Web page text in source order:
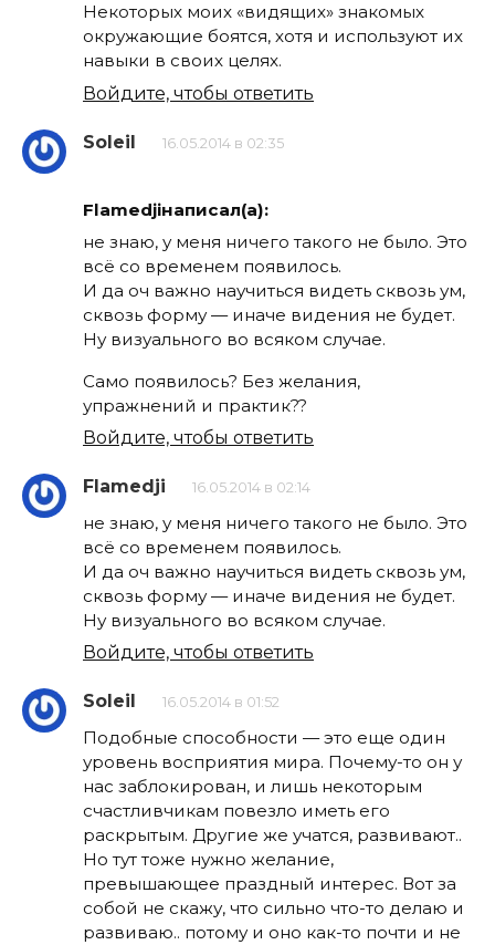
Некоторых моих «видящих» знакомых
окружающие боятся, хотя и используют их
навыки в своих целях.
Войдите, чтобы ответить
Soleil 16.05.2014 в 02:35
Flamedjiнаписал(а):
не знаю, у меня ничего такого не было. Это
всё со временем появилось.
И да оч важно научиться видеть сквозь ум,
сквозь форму — иначе видения не будет.
Ну визуального во всяком случае.
Само появилось? Без желания,
упражнений и практик??
Войдите, чтобы ответить
Flamedji 16.05.2014 в 02:14
не знаю, у меня ничего такого не было. Это
всё со временем появилось.
И да оч важно научиться видеть сквозь ум,
сквозь форму — иначе видения не будет.
Ну визуального во всяком случае.
Войдите, чтобы ответить
Soleil 16.05.2014 в 01:52
Подобные способности — это еще один
уровень восприятия мира. Почему-то он у
нас заблокирован, и лишь некоторым
счастливчикам повезло иметь его
раскрытым. Другие же учатся, развивают..
Но тут тоже нужно желание,
превышающее праздный интерес. Вот за
собой не скажу, что сильно что-то делаю и
развиваю.. потому и оно как-то почти и не